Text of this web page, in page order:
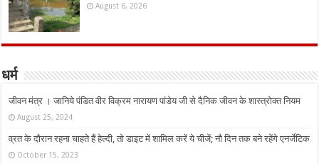
August 6, 2026
धर्म
जीवन मंत्र । जानिये पंडित वीर विक्रम नारायण पांडेय जी से दैनिक जीवन के शास्त्रोक्त नियम
August 25, 2024
व्रत के दौरान रहना चाहते हैं हेल्दी, तो डाइट में शामिल करें ये चीजें; नौ दिन तक बने रहेंगे एनर्जेटिक
October 15, 2023